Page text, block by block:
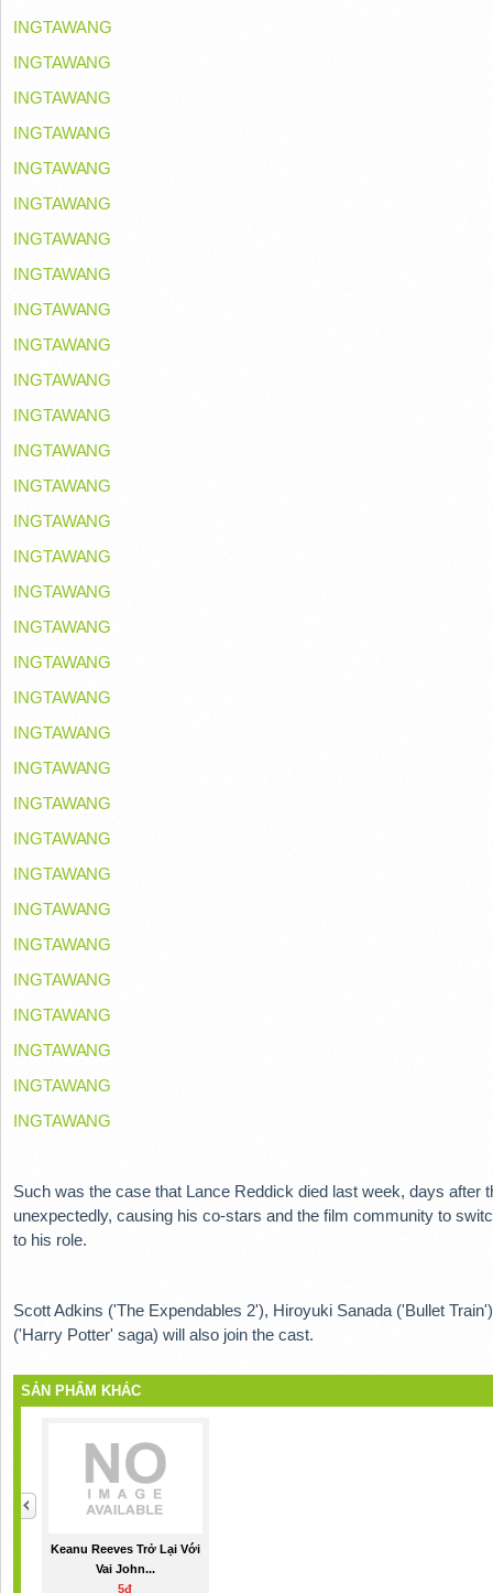
INGTAWANG
INGTAWANG
INGTAWANG
INGTAWANG
INGTAWANG
INGTAWANG
INGTAWANG
INGTAWANG
INGTAWANG
INGTAWANG
INGTAWANG
INGTAWANG
INGTAWANG
INGTAWANG
INGTAWANG
INGTAWANG
INGTAWANG
INGTAWANG
INGTAWANG
INGTAWANG
INGTAWANG
INGTAWANG
INGTAWANG
INGTAWANG
INGTAWANG
INGTAWANG
INGTAWANG
INGTAWANG
INGTAWANG
INGTAWANG
INGTAWANG
INGTAWANG
Such was the case that Lance Reddick died last week, days after
unexpectedly, causing his co-stars and the film community to
to his role.
Scott Adkins ('The Expendables 2'), Hiroyuki Sanada ('Bullet
('Harry Potter' saga) will also join the cast.
SẢN PHẨM KHÁC
Keanu Reeves Trở Lại Với
Vai John...
5đ